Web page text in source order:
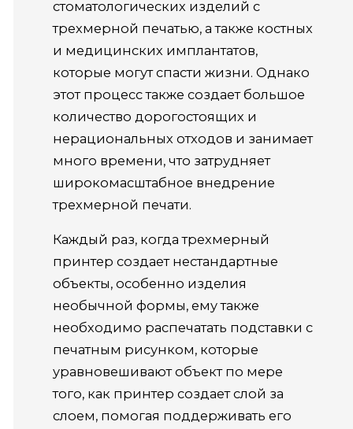
стоматологических изделий с
трехмерной печатью, а также костных
и медицинских имплантатов,
которые могут спасти жизни. Однако
этот процесс также создает большое
количество дорогостоящих и
нерациональных отходов и занимает
много времени, что затрудняет
широкомасштабное внедрение
трехмерной печати.
Каждый раз,когда трехмерный
принтер создает нестандартные
объекты, особенно изделия
необычной формы, ему также
необходимо распечатать подставки с
печатным рисунком, которые
уравновешивают объект по мере
того, как принтер создает слой за
слоем, помогая поддерживать его